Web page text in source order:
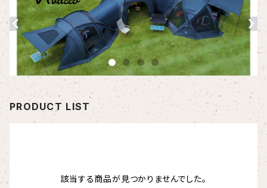
PRODUCT LIST
該当する商品が見つかりませんでした。